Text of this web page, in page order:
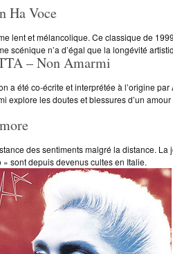
Ha Voce
lent et mélancolique. Ce classique de
scénique n’a d’égal que la longévité
– Non Amarmi
a été co-écrite et interprétée à l’origine
les doutes et blessures d’un
des sentiments malgré la distance.
sont depuis devenus cultes en Italie.